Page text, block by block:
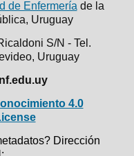
de Enfermeríade la
Uruguay
S/N - Tel.
Uruguay
4.0
Dirección